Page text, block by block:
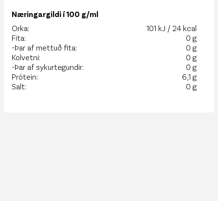
Næringargildi í 100 g/ml
Orka:
101 kJ / 24 kcal
Fita:
0 g
-Þar af mettuð fita:
0 g
Kolvetni:
0 g
-Þar af sykurtegundir:
0 g
Prótein:
6,1 g
Salt:
0 g